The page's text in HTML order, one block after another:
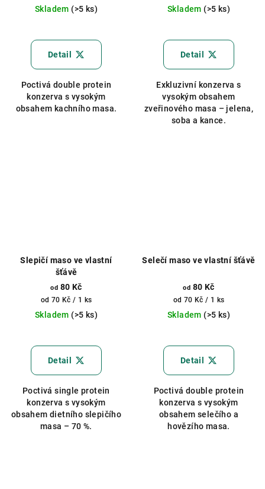
cena:
Skladem (>5 ks)
Detail
Poctivá double protein
konzerva s vysokým
obsahem kachního masa.
cena:
Skladem (>5 ks)
hodnocení
produktu
z
5
hvězdiček.
Detail
Exkluzivní konzerva s
vysokým obsahem
zveřinového masa – jelena,
soba a kance.
Slepičí maso ve vlastní
šťávě
od 80 Kč
Měrná
cena:
od 70 Kč / 1 ks
Skladem (>5 ks)
Detail
Poctivá single protein
konzerva s vysokým
obsahem dietního slepičího
masa – 70 %.
Selečí maso ve vlastní šťávě
od 80 Kč
Měrná
cena:
od 70 Kč / 1 ks
Skladem (>5 ks)
hodnocení
produktu
z
5
hvězdiček.
Detail
Poctivá double protein
konzerva s vysokým
obsahem selečího a
hovězího masa.